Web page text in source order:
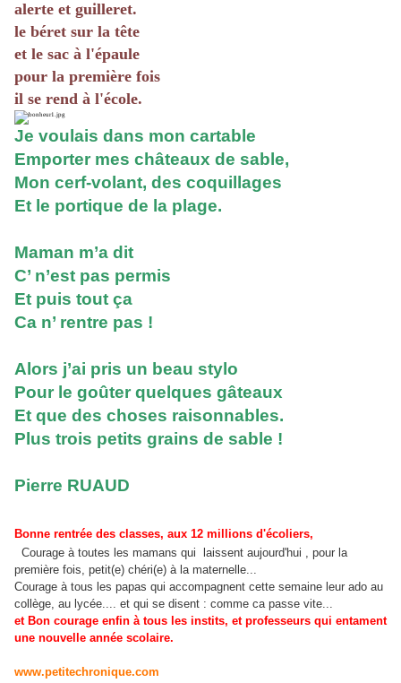
alerte et guilleret.
le béret sur la tête
et le sac à l'épaule
pour la première fois
il se rend à l'école.
Je voulais dans mon cartable
Emporter mes châteaux de sable,
Mon cerf-volant, des coquillages
Et le portique de la plage.
Maman m’a dit
C’ n’est pas permis
Et puis tout ça
Ca n’ rentre pas !
Alors j’ai pris un beau stylo
Pour le goûter quelques gâteaux
Et que des choses raisonnables.
Plus trois petits grains de sable !
Pierre RUAUD
Bonne rentrée des classes, aux 12 millions d'écoliers,
Courage à toutes les mamans qui laissent aujourd'hui , pour la
première fois, petit(e) chéri(e) à la maternelle...
Courage à tous les papas qui accompagnent cette semaine leur ado au
collège, au lycée.... et qui se disent : comme ca passe vite...
et Bon courage enfin à tous les instits, et professeurs qui entament
une nouvelle année scolaire.
www.petitechronique.com